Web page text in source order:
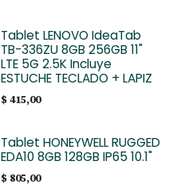
Tablet LENOVO IdeaTab
TB-336ZU 8GB 256GB 11"
LTE 5G 2.5K Incluye
ESTUCHE TECLADO + LAPIZ
$415,00
Tablet HONEYWELL RUGGED
EDA10 8GB 128GB IP65 10.1"
$ 805,00